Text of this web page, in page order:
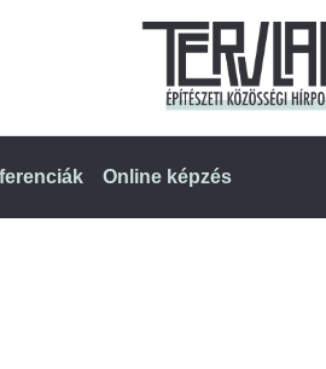
Online képzés